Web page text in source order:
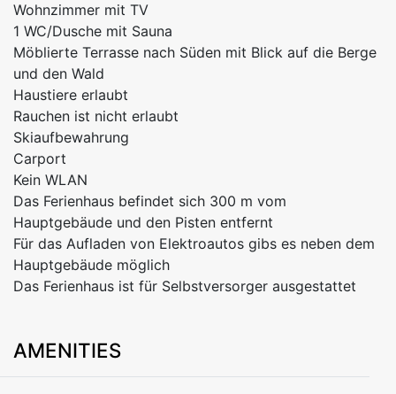
Wohnzimmer mit TV
1 WC/Dusche mit Sauna
Möblierte Terrasse nach Süden mit Blick auf die Berge
und den Wald
Haustiere erlaubt
Rauchen ist nicht erlaubt
Skiaufbewahrung
Carport
Kein WLAN
Das Ferienhaus befindet sich 300 m vom
Hauptgebäude und den Pisten entfernt
Für das Aufladen von Elektroautos gibs es neben dem
Hauptgebäude möglich
Das Ferienhaus ist für Selbstversorger ausgestattet
AMENITIES